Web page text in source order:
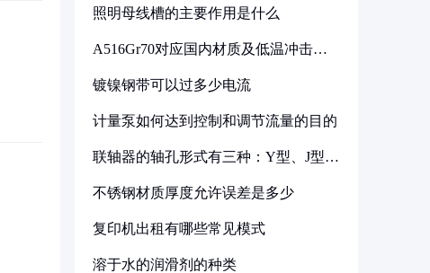
照明母线槽的主要作用是什么
A516Gr70对应国内材质及低温冲击要
镀镍钢带可以过多少电流
计量泵如何达到控制和调节流量的目的
联轴器的轴孔形式有三种：Y型、J型、
不锈钢材质厚度允许误差是多少
复印机出租有哪些常见模式
溶于水的润滑剂的种类